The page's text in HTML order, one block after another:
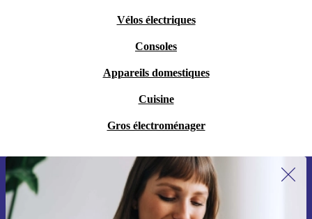
Vélos électriques
Consoles
Appareils domestiques
Cuisine
Gros électroménager
Recevoir offres et infos de refurbed
par mail